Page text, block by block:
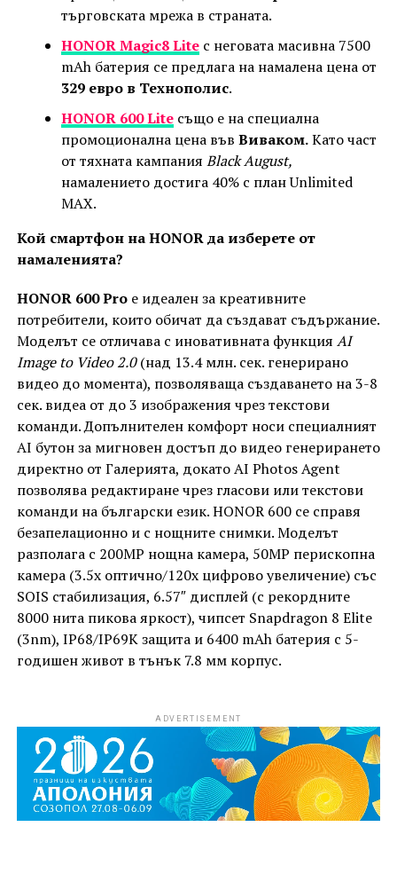
търговската мрежа в страната.
HONOR Magic8 Liteс неговата масивна 7500
mAh батерия се предлага на намалена цена от
329 евро в Технополис.
HONOR 600 Liteсъщо е на специална
промоционална цена във Виваком.Като част
от тяхната кампания Black August,
намалението достига 40% с план Unlimited
MAX.
Кой смартфон на HONOR да изберете от
намаленията?
HONOR 600 Proе идеален за креативните
потребители, които обичат да създават съдържание.
Моделът се отличава с иновативната функция AI
Image to Video 2.0(над 13.4 млн. сек. генерирано
видео до момента), позволяваща създаването на 3-8
сек. видеа от до 3 изображения чрез текстови
команди. Допълнителен комфорт носи специалният
AI бутон за мигновен достъп до видео генерирането
директно от Галерията, докато AI Photos Agent
позволява редактиране чрез гласови или текстови
команди на български език. HONOR 600 се справя
безапелационно и с нощните снимки. Моделът
разполага с 200MP нощна камера, 50MP перископна
камера (3.5x оптично/120x цифрово увеличение) със
SOIS стабилизация, 6.57″ дисплей (с рекордните
8000 нита пикова яркост), чипсет Snapdragon 8 Elite
(3nm), IP68/IP69K защита и 6400 mAh батерия с 5-
годишен живот в тънък 7.8 мм корпус.
ADVERTISEMENT